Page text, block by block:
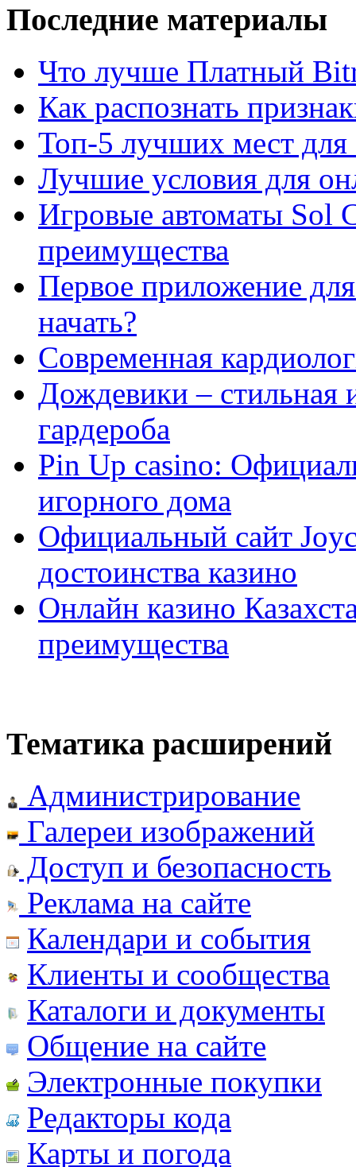
Последние материалы
Что лучше Платный
Как распознать
Топ-5 лучших мест для
Лучшие условия для
Игровые автоматы Sol
преимущества
Первое приложение
начать?
Современная
Дождевики – стильная
гардероба
Pin Up casino:
игорного дома
Официальный сайт
достоинства казино
Онлайн казино
преимущества
Тематика расширений
Администрирование
Галереи изображений
Доступ и безопасность
Реклама на сайте
Календари и события
Клиенты и сообщества
Каталоги и документы
Общение на сайте
Электронные покупки
Редакторы кода
Карты и погода